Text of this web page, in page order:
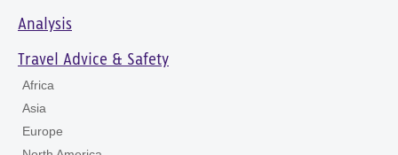
Analysis
Travel Advice & Safety
Africa
Asia
Europe